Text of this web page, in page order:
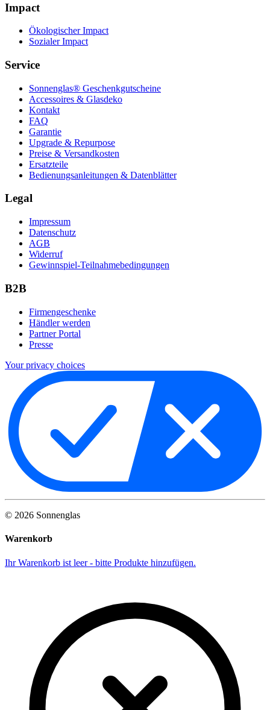
Impact
Ökologischer Impact
Sozialer Impact
Service
Sonnenglas® Geschenkgutscheine
Accessoires & Glasdeko
Kontakt
FAQ
Garantie
Upgrade & Repurpose
Preise & Versandkosten
Ersatzteile
Bedienungsanleitungen & Datenblätter
Legal
Impressum
Datenschutz
AGB
Widerruf
Gewinnspiel-Teilnahmebedingungen
B2B
Firmengeschenke
Händler werden
Partner Portal
Presse
Your privacy choices
© 2026 Sonnenglas
Warenkorb
Ihr Warenkorb ist leer - bitte Produkte hinzufügen.